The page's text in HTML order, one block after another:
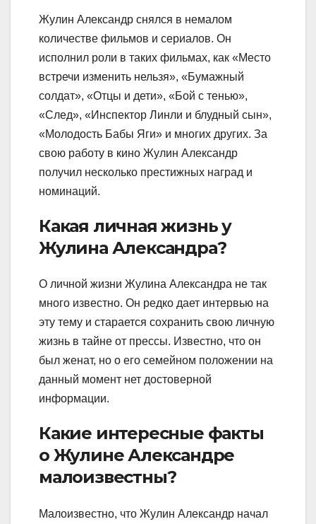
Жулин Александр снялся в немалом
количестве фильмов и сериалов. Он
исполнил роли в таких фильмах, как «Место
встречи изменить нельзя», «Бумажный
солдат», «Отцы и дети», «Бой с тенью»,
«След», «Инспектор Линли и блудный сын»,
«Молодость Бабы Яги» и многих других. За
свою работу в кино Жулин Александр
получил несколько престижных наград и
номинаций.
Какая личная жизнь у
Жулина Александра?
О личной жизни Жулина Александра не так
много известно. Он редко дает интервью на
эту тему и старается сохранить свою личную
жизнь в тайне от прессы. Известно, что он
был женат, но о его семейном положении на
данный момент нет достоверной
информации.
Какие интересные факты
о Жулине Александре
малоизвестны?
Малоизвестно, что Жулин Александр начал